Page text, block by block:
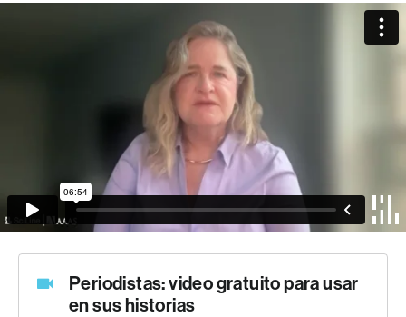
Periodistas: video gratuito para usar
en sus historias